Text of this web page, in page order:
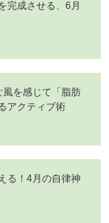
完成させる、6月
を感じて「脂肪
アクティブ術
る！4月の自律神